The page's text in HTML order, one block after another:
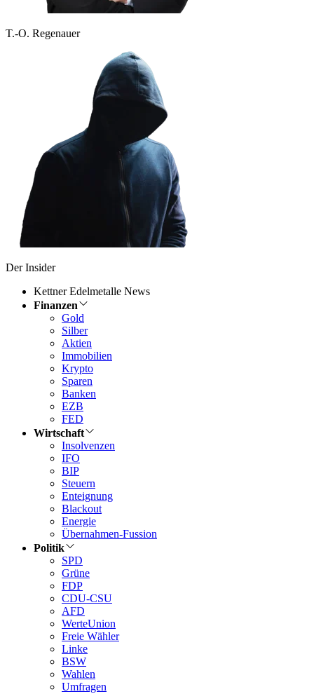
T.-O. Regenauer
Der Insider
Kettner Edelmetalle News
Finanzen
Gold
Silber
Aktien
Immobilien
Krypto
Sparen
Banken
EZB
FED
Wirtschaft
Insolvenzen
IFO
BIP
Steuern
Enteignung
Blackout
Energie
Übernahmen-Fussion
Politik
SPD
Grüne
FDP
CDU-CSU
AFD
WerteUnion
Freie Wähler
Linke
BSW
Wahlen
Umfragen